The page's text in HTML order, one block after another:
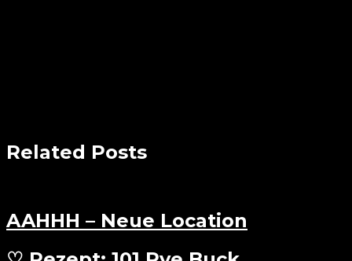
Related Posts
AAHHH – Neue Location